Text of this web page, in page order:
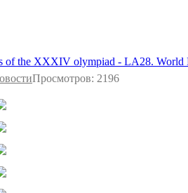
of the XXXIV olympiad - LA28.
Просмотров: 2196